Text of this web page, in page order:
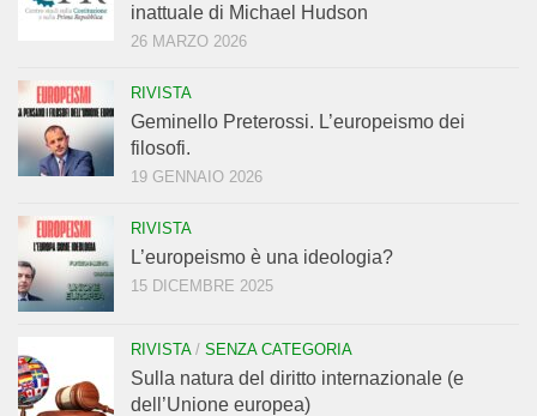
inattuale di Michael Hudson
26 MARZO 2026
RIVISTA
Geminello Preterossi. L’europeismo dei
filosofi.
19 GENNAIO 2026
RIVISTA
L’europeismo è una ideologia?
15 DICEMBRE 2025
RIVISTA/ SENZA CATEGORIA
Sulla natura del diritto internazionale (e
dell’Unione europea)